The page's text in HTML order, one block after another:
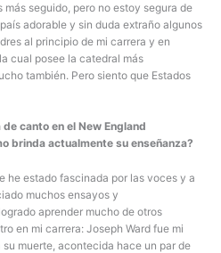
seguido, pero no estoy segura de
adorable y sin duda extraño algunos
al principio de mi carrera y en
cual posee la catedral más
también. Pero siento que Estados
canto en el New England
brinda actualmente su enseñanza?
he estado fascinada por las voces y a
muchos ensayos y
aprender mucho de otros
en mi carrera: Joseph Ward fue mi
muerte, acontecida hace un par de